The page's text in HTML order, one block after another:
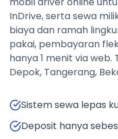
InDrive, serta sewa
biaya dan ramah
pakai, pembayaran
hanya 1 menit via web.
Depok, Tangerang,
Sistem sewa lepas
Deposit hanya